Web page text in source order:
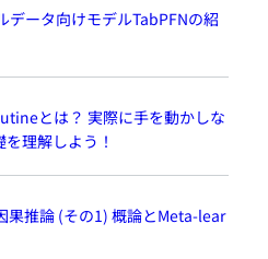
データ向けモデルTabPFNの紹
とは？ 実際に手を動かしな
理解しよう！
果推論 (その1) 概論とMeta-lear